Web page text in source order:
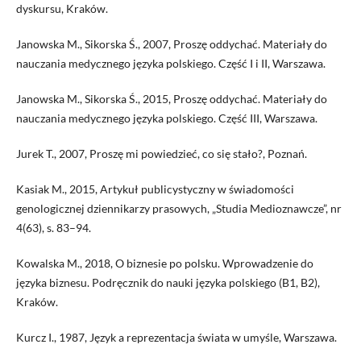
dyskursu, Kraków.
Janowska M., Sikorska Ś., 2007, Proszę oddychać. Materiały do
nauczania medycznego języka polskiego. Część I i II, Warszawa.
Janowska M., Sikorska Ś., 2015, Proszę oddychać. Materiały do
nauczania medycznego języka polskiego. Część III, Warszawa.
Jurek T., 2007, Proszę mi powiedzieć, co się stało?, Poznań.
Kasiak M., 2015, Artykuł publicystyczny w świadomości
genologicznej dziennikarzy prasowych, „Studia Medioznawcze”, nr
4(63), s. 83–94.
Kowalska M., 2018, O biznesie po polsku. Wprowadzenie do
języka biznesu. Podręcznik do nauki języka polskiego (B1, B2),
Kraków.
Kurcz I., 1987, Język a reprezentacja świata w umyśle, Warszawa.